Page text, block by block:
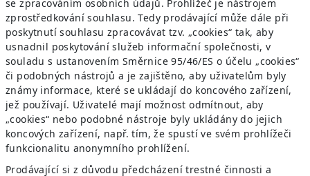
se zpracováním osobních údajů. Prohlížeč je nástrojem
zprostředkování souhlasu. Tedy prodávající může dále při
poskytnutí souhlasu zpracovávat tzv. „cookies“ tak, aby
usnadnil poskytování služeb informační společnosti, v
souladu s ustanovením Směrnice 95/46/ES o účelu „cookies“
či podobných nástrojů a je zajištěno, aby uživatelům byly
známy informace, které se ukládají do koncového zařízení,
jež používají. Uživatelé mají možnost odmítnout, aby
„cookies“ nebo podobné nástroje byly ukládány do jejich
koncových zařízení, např. tím, že spustí ve svém prohlížeči
funkcionalitu anonymního prohlížení.
Prodávající si z důvodu předcházení trestné činnosti a